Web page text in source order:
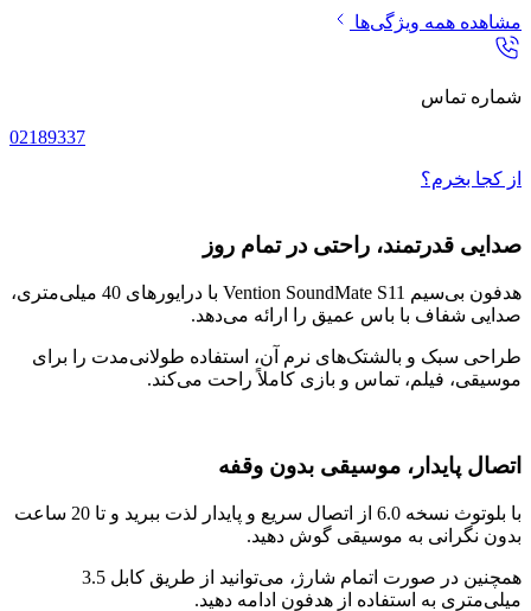
مشاهده همه ویژگی‌ها
شماره تماس
02189337
از کجا بخرم؟
صدایی قدرتمند، راحتی در تمام روز
هدفون بی‌سیم Vention SoundMate S11 با درایورهای 40 میلی‌متری،
صدایی شفاف با باس عمیق را ارائه می‌دهد.
طراحی سبک و بالشتک‌های نرم آن، استفاده طولانی‌مدت را برای
موسیقی، فیلم، تماس و بازی کاملاً راحت می‌کند.
اتصال پایدار، موسیقی بدون وقفه
با بلوتوث نسخه 6.0 از اتصال سریع و پایدار لذت ببرید و تا 20 ساعت
بدون نگرانی به موسیقی گوش دهید.
همچنین در صورت اتمام شارژ، می‌توانید از طریق کابل 3.5
میلی‌متری به استفاده از هدفون ادامه دهید.